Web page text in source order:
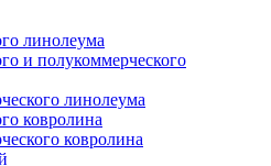
линолеума
и полукоммерческого
линолеума
ковролина
ковролина